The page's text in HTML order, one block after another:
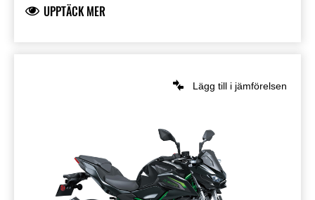
UPPTÄCK MER
Lägg till i jämförelsen